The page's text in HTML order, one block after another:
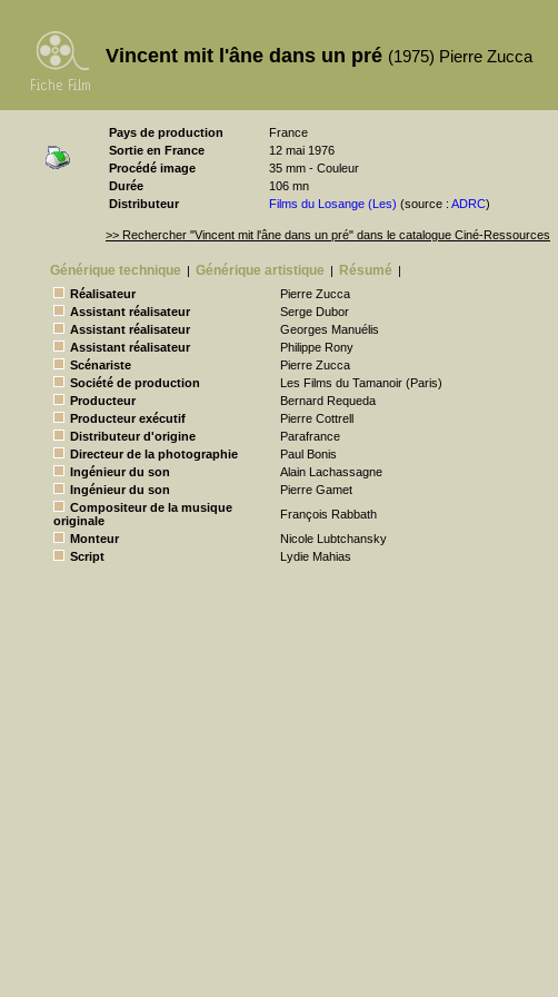
Vincent mit l'âne dans un pré (1975) Pierre Zucca
Pays de production
France
Sortie en France
12 mai 1976
Procédé image
35 mm - Couleur
Durée
106 mn
Distributeur
Films du Losange (Les) (source : ADRC)
>> Rechercher "Vincent mit l'âne dans un pré" dans le catalogue Ciné-Ressources
Générique technique | Générique artistique | Résumé |
Réalisateur
Pierre Zucca
Assistant réalisateur
Serge Dubor
Assistant réalisateur
Georges Manuélis
Assistant réalisateur
Philippe Rony
Scénariste
Pierre Zucca
Société de production
Les Films du Tamanoir (Paris)
Producteur
Bernard Requeda
Producteur exécutif
Pierre Cottrell
Distributeur d'origine
Parafrance
Directeur de la photographie
Paul Bonis
Ingénieur du son
Alain Lachassagne
Ingénieur du son
Pierre Gamet
Compositeur de la musique
originale
François Rabbath
Monteur
Nicole Lubtchansky
Script
Lydie Mahias